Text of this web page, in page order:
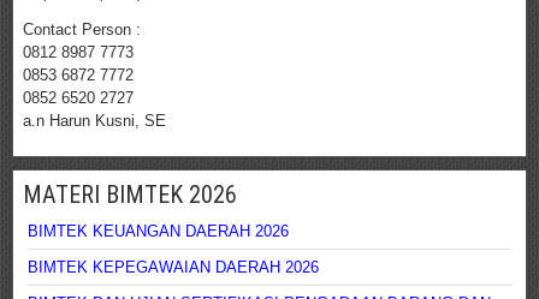
Contact Person :
0812 8987 7773
0853 6872 7772
0852 6520 2727
a.n Harun Kusni, SE
MATERI BIMTEK 2026
BIMTEK KEUANGAN DAERAH 2026
BIMTEK KEPEGAWAIAN DAERAH 2026